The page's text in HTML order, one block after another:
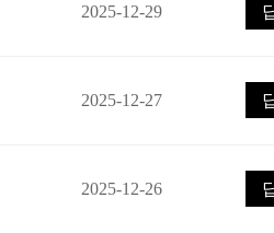
2025-12-29
2025-12-27
2025-12-26